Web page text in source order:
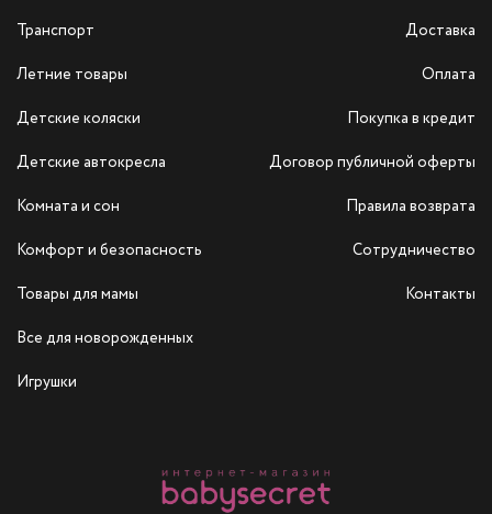
Транспорт
Летние товары
Детские коляски
Детские автокресла
Комната и сон
Комфорт и безопасность
Товары для мамы
Все для новорожденных
Игрушки
Доставка
Оплата
Покупка в кредит
Договор публичной оферты
Правила возврата
Сотрудничество
Контакты